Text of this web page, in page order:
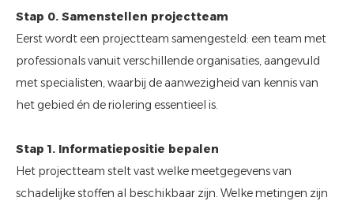
Stap 0. Samenstellen projectteam
Eerst wordt een projectteam samengesteld: een team met
professionals vanuit verschillende organisaties, aangevuld
met specialisten, waarbij de aanwezigheid van kennis van
het gebied én de riolering essentieel is.
Stap 1. Informatiepositie bepalen
Het projectteam stelt vast welke meetgegevens van
schadelijke stoffen al beschikbaar zijn. Welke metingen zijn